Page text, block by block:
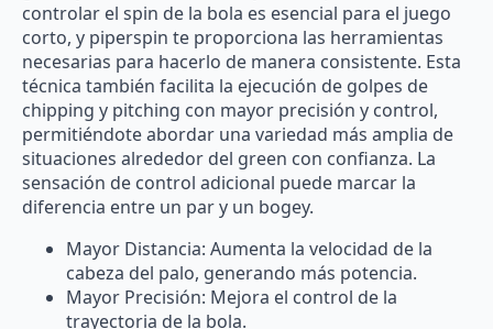
controlar el spin de la bola es esencial para el juego
corto, y piperspin te proporciona las herramientas
necesarias para hacerlo de manera consistente. Esta
técnica también facilita la ejecución de golpes de
chipping y pitching con mayor precisión y control,
permitiéndote abordar una variedad más amplia de
situaciones alrededor del green con confianza. La
sensación de control adicional puede marcar la
diferencia entre un par y un bogey.
Mayor Distancia: Aumenta la velocidad de la
cabeza del palo, generando más potencia.
Mayor Precisión: Mejora el control de la
trayectoria de la bola.